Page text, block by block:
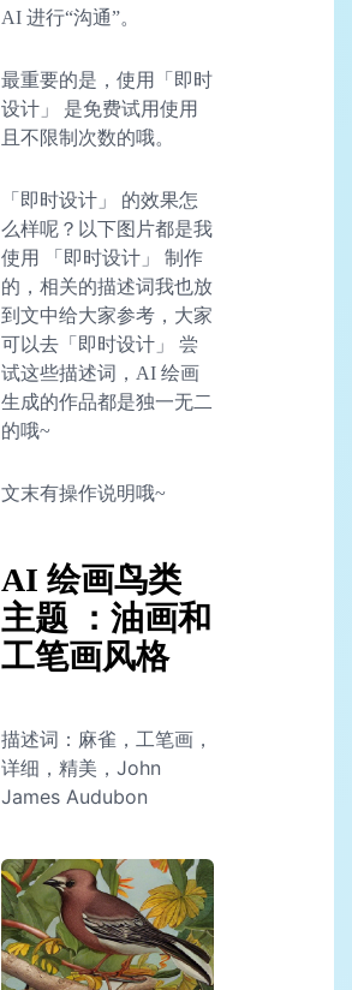
AI 进行“沟通”。
最重要的是，使用「即时
设计」 是免费试用使用
且不限制次数的哦。
「即时设计」 的效果怎
么样呢？以下图片都是我
使用 「即时设计」 制作
的，相关的描述词我也放
到文中给大家参考，大家
可以去「即时设计」 尝
试这些描述词，AI 绘画
生成的作品都是独一无二
的哦~
文末有操作说明哦~
AI 绘画鸟类
主题 ：油画和
工笔画风格
描述词：麻雀，工笔画，
详细，精美，John
James Audubon